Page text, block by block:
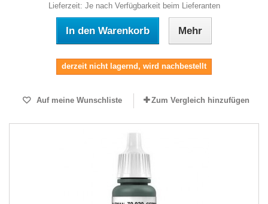
Lieferzeit: Je nach Verfügbarkeit beim Lieferanten
In den Warenkorb Mehr
derzeit nicht lagernd, wird nachbestellt
Auf meine Wunschliste Zum Vergleich hinzufügen